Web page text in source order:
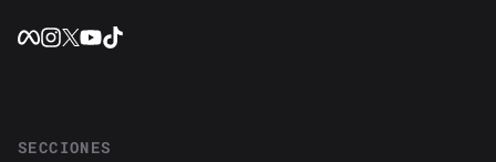
SECCIONES